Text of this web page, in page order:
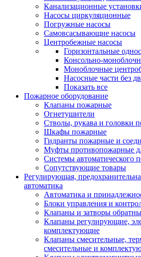
Канализационные
Насосы циркуляционные
Погружные насосы
Самовсасывающие насосы
Центробежные насосы
Горизонтальные
Консольно-
Моноблочные
Насосные части без
Показать все
Пожарное оборудование
Клапаны пожарные
Огнетушители
Стволы, рукава и головки
Шкафы пожарные
Гидранты пожарные и
Муфты противопожарные
Системы автоматического
Сопутствующие товары
Регулирующая,
автоматика
Автоматика и
Блоки управления и
Клапаны и затворы
Клапаны регулирующие,
комплектующие
Клапаны смесительные,
смесительные и